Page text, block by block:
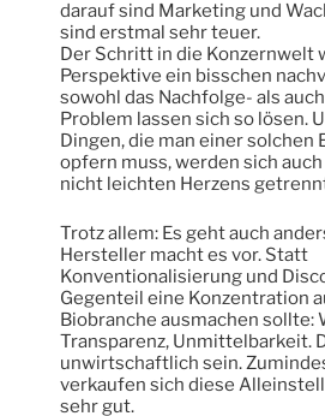
darauf sind Marketing und
sind erstmal sehr teuer.
Der Schritt in die Konzernwelt
Perspektive ein bisschen
sowohl das Nachfolge- als
Problem lassen sich so lösen.
Dingen, die man einer solchen
opfern muss, werden sich
nicht leichten Herzens
Trotz allem: Es geht auch
Hersteller macht es vor. Statt
Konventionalisierung und
Gegenteil eine Konzentration
Biobranche ausmachen sollte:
Transparenz, Unmittelbarkeit.
unwirtschaftlich sein.
verkaufen sich diese
sehr gut.